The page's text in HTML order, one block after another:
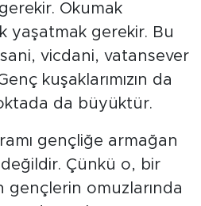
Okumak
yaşatmak gerekir. Bu
vicdani, vatansever
kuşaklarımızın da
da büyüktür.
gençliğe armağan
Çünkü o, bir
gençlerin omuzlarında